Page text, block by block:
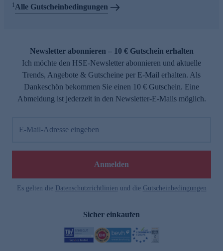
1Alle Gutscheinbedingungen
Newsletter abonnieren – 10 € Gutschein erhalten
Ich möchte den HSE-Newsletter abonnieren und aktuelle
Trends, Angebote & Gutscheine per E-Mail erhalten. Als
Dankeschön bekommen Sie einen 10 € Gutschein. Eine
Abmeldung ist jederzeit in den Newsletter-E-Mails möglich.
E-Mail-Adresse eingeben
Anmelden
Es gelten die Datenschutzrichtlinien und die Gutscheinbedingungen
Sicher einkaufen